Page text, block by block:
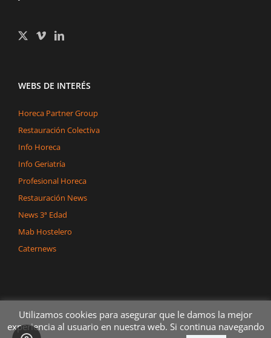
WEBS DE INTERÉS
Horeca Partner Group
Restauración Colectiva
Info Horeca
Info Geriatría
Profesional Horeca
Restauración News
News 3ª Edad
Mab Hostelero
Caternews
Utilizamos cookies para asegurar que le damos la mejor
experiencia al usuario en nuestra web. Si continua navegando